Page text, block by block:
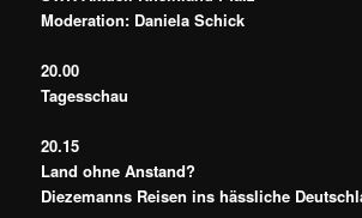
Moderation: Daniela Schick
20.00
Tagesschau
20.15
Land ohne Anstand?
Diezemanns Reisen ins hässliche